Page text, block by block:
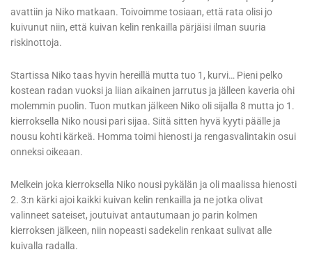
avattiin ja Niko matkaan. Toivoimme tosiaan, että rata olisi jo
kuivunut niin, että kuivan kelin renkailla pärjäisi ilman suuria
riskinottoja.
Startissa Niko taas hyvin hereillä mutta tuo 1, kurvi… Pieni pelko
kostean radan vuoksi ja liian aikainen jarrutus ja jälleen kaveria ohi
molemmin puolin. Tuon mutkan jälkeen Niko oli sijalla 8 mutta jo 1.
kierroksella Niko nousi pari sijaa. Siitä sitten hyvä kyyti päälle ja
nousu kohti kärkeä. Homma toimi hienosti ja rengasvalintakin osui
onneksi oikeaan.
Melkein joka kierroksella Niko nousi pykälän ja oli maalissa hienosti
2. 3:n kärki ajoi kaikki kuivan kelin renkailla ja ne jotka olivat
valinneet sateiset, joutuivat antautumaan jo parin kolmen
kierroksen jälkeen, niin nopeasti sadekelin renkaat sulivat alle
kuivalla radalla.